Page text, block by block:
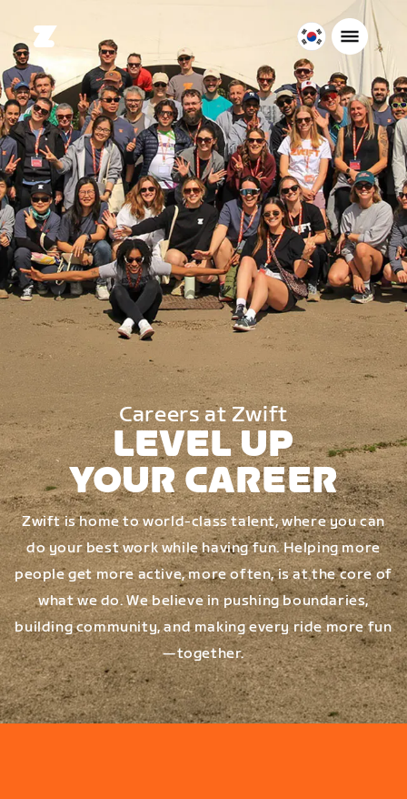
대
한
민
국
한
국
어
Careers at Zwift
LEVEL UP
YOUR CAREER
Zwift is home to world-class talent, where you can
do your best work while having fun. Helping more
people get more active, more often, is at the core of
what we do. We believe in pushing boundaries,
building community, and making every ride more fun
—together.